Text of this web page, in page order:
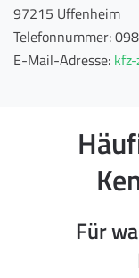
97215 Uffenheim
Telefonnummer:
E-Mail-Adresse:
Für